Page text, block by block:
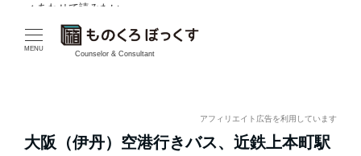
MENU
Counselor & Consultant
アフィリエイト広告を利用しています
大阪（伊丹）空港行きバス、近鉄上本町駅
✓ あわせて読みたい
✓ あわせて読みたい